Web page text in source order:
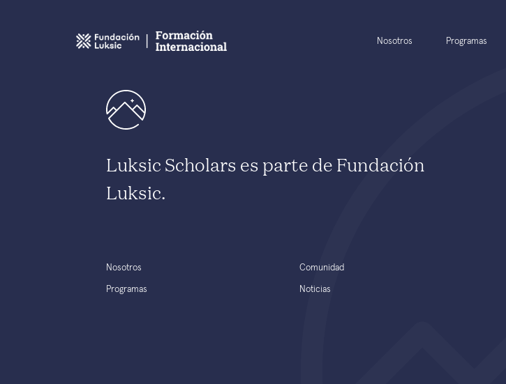
Nosotros Programas
Luksic Scholars es parte de Fundación
Luksic.
Nosotros
Programas
Comunidad
Noticias